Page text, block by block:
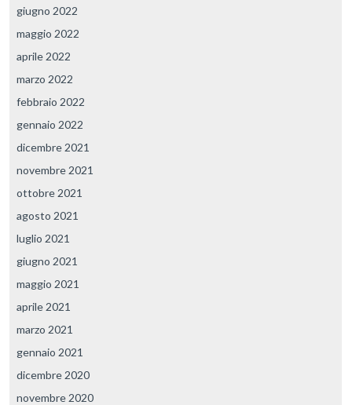
giugno 2022
maggio 2022
aprile 2022
marzo 2022
febbraio 2022
gennaio 2022
dicembre 2021
novembre 2021
ottobre 2021
agosto 2021
luglio 2021
giugno 2021
maggio 2021
aprile 2021
marzo 2021
gennaio 2021
dicembre 2020
novembre 2020